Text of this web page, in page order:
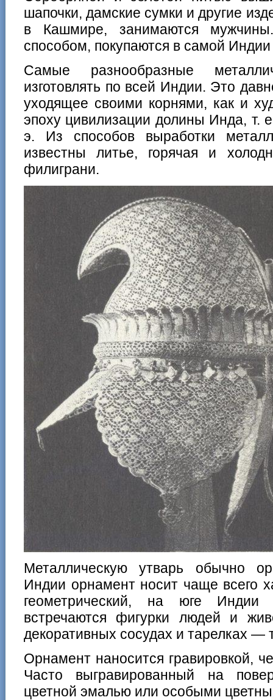
шапочки, дамские сумки и другие
в Кашмире, занимаются
способом, покупаются в самой
Самые разнообразные
изготовлять по всей Индии. Это
уходящее своими корнями, как и
эпоху цивилизации долины Инда, т.
э. Из способов выработки
известны литье, горячая и
филиграни.
Металлическую утварь обычно
Индии орнамент носит чаще всего
геометрический, на юге Индии
встречаются фигурки людей и
декоративных сосудах и тарелках —
Орнамент наносится гравировкой,
Часто выгравированный на
цветной эмалью или особыми